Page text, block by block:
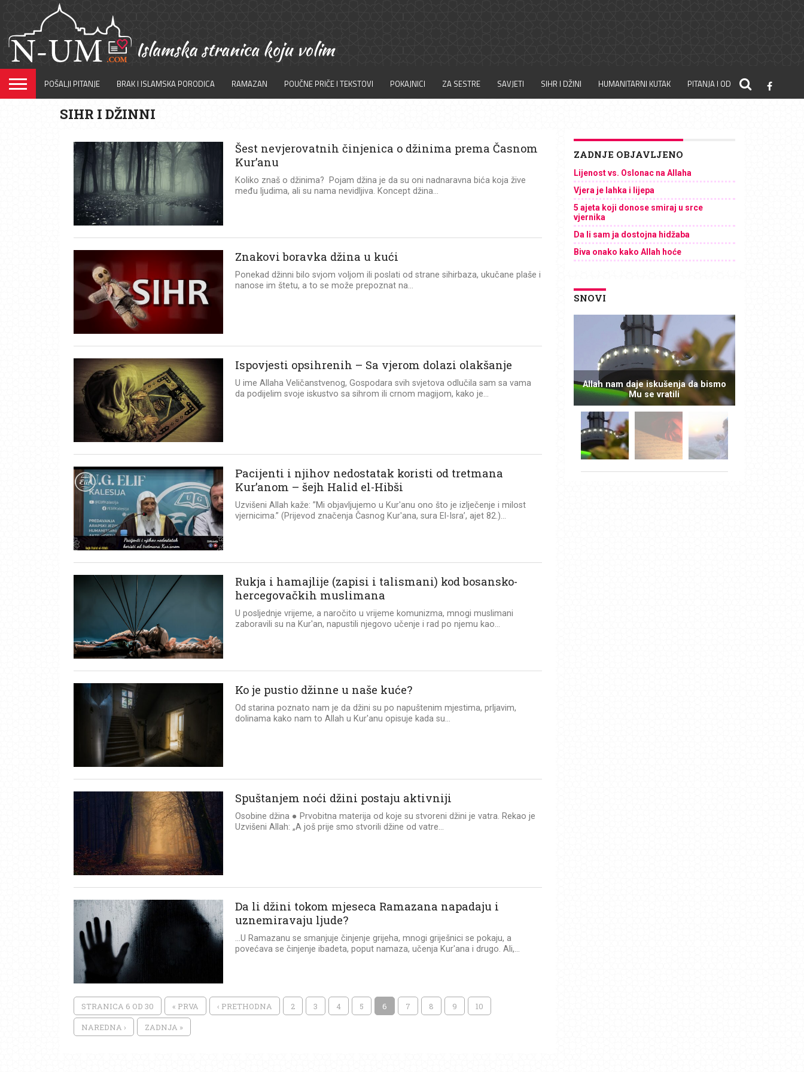
POŠALJI PITANJE BRAK I ISLAMSKA PORODICA RAMAZAN POUČNE PRIČE I TEKSTOVI POKAJNICI ZA SESTRE SAVJETI SIHR I DŽINI HUMANITARNI KUTAK PITANJA I ODGOVORI
SIHR I DŽINNI
Šest nevjerovatnih činjenica o džinima prema Časnom
Kur’anu
Koliko znaš o džinima? Pojam džina je da su oni nadnaravna bića koja žive
među ljudima, ali su nama nevidljiva. Koncept džina...
Znakovi boravka džina u kući
Ponekad džinni bilo svjom voljom ili poslati od strane sihirbaza, ukučane plaše i
nanose im štetu, a to se može prepoznat na...
Ispovjesti opsihrenih – Sa vjerom dolazi olakšanje
U ime Allaha Veličanstvenog, Gospodara svih svjetova odlučila sam sa vama
da podijelim svoje iskustvo sa sihrom ili crnom magijom, kako je...
Pacijenti i njihov nedostatak koristi od tretmana
Kur’anom – šejh Halid el-Hibši
Uzvišeni Allah kaže: ”Mi objavljujemo u Kur'anu ono što je izlječenje i milost
vjernicima.” (Prijevod značenja Časnog Kur'ana, sura El-Isra’, ajet 82.)...
Rukja i hamajlije (zapisi i talismani) kod bosansko-
hercegovačkih muslimana
U posljednje vrijeme, a naročito u vrijeme komunizma, mnogi muslimani
zaboravili su na Kur'an, napustili njegovo učenje i rad po njemu kao...
Ko je pustio džinne u naše kuće?
Od starina poznato nam je da džini su po napuštenim mjestima, prljavim,
dolinama kako nam to Allah u Kur'anu opisuje kada su...
Spuštanjem noći džini postaju aktivniji
Osobine džina ● Prvobitna materija od koje su stvoreni džini je vatra. Rekao je
Uzvišeni Allah: „A još prije smo stvorili džine od vatre...
Da li džini tokom mjeseca Ramazana napadaju i
uznemiravaju ljude?
...U Ramazanu se smanjuje činjenje grijeha, mnogi griješnici se pokaju, a
povećava se činjenje ibadeta, poput namaza, učenja Kur'ana i drugo. Ali,...
STRANICA 6 OD 30 « PRVA ‹ PRETHODNA 2 3 4 5 6 7 8 9 10
NAREDNA › ZADNJA »
ZADNJE OBJAVLJENO
Lijenost vs. Oslonac na Allaha
Vjera je lahka i lijepa
5 ajeta koji donose smiraj u srce
vjernika
Da li sam ja dostojna hidžaba
Biva onako kako Allah hoće
SNOVI
Allah nam daje iskušenja da bismo
Mu se vratili